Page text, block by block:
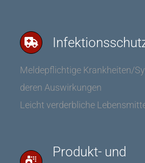
Meldepflichtige Krankheiten/
deren Auswirkungen
Leicht verderbliche
Produkt- und